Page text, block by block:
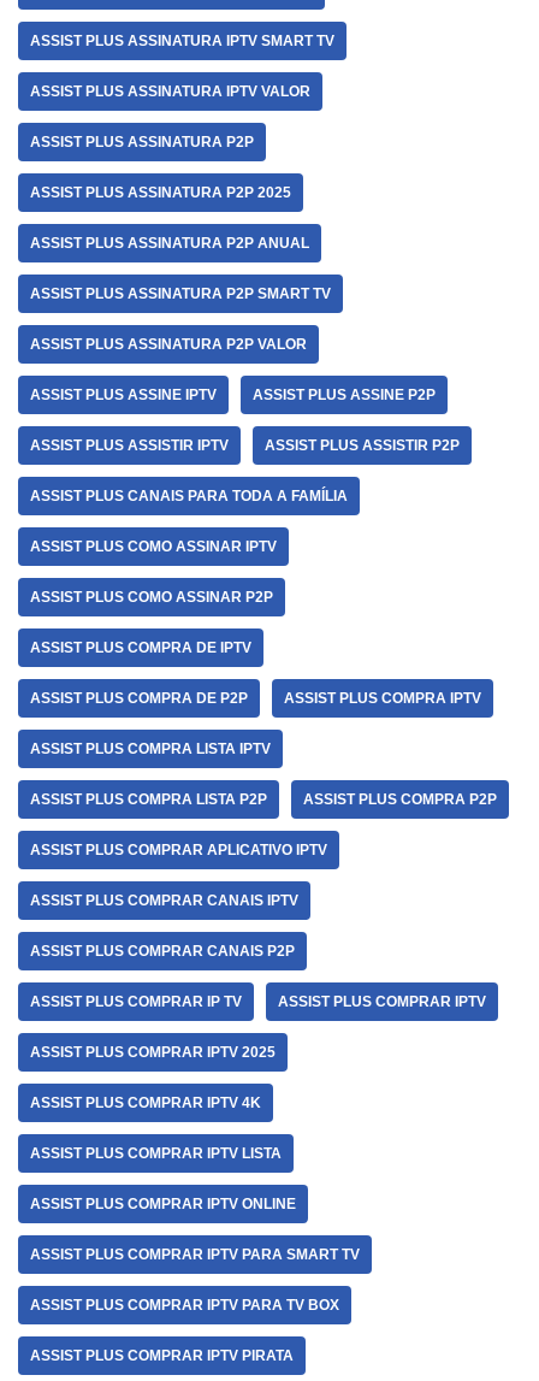
ASSIST PLUS ASSINATURA IPTV SMART TV
ASSIST PLUS ASSINATURA IPTV VALOR
ASSIST PLUS ASSINATURA P2P
ASSIST PLUS ASSINATURA P2P 2025
ASSIST PLUS ASSINATURA P2P ANUAL
ASSIST PLUS ASSINATURA P2P SMART TV
ASSIST PLUS ASSINATURA P2P VALOR
ASSIST PLUS ASSINE IPTV ASSIST PLUS ASSINE P2P
ASSIST PLUS ASSISTIR IPTV ASSIST PLUS ASSISTIR P2P
ASSIST PLUS CANAIS PARA TODA A FAMÍLIA
ASSIST PLUS COMO ASSINAR IPTV
ASSIST PLUS COMO ASSINAR P2P
ASSIST PLUS COMPRA DE IPTV
ASSIST PLUS COMPRA DE P2P ASSIST PLUS COMPRA IPTV
ASSIST PLUS COMPRA LISTA IPTV
ASSIST PLUS COMPRA LISTA P2P ASSIST PLUS COMPRA P2P
ASSIST PLUS COMPRAR APLICATIVO IPTV
ASSIST PLUS COMPRAR CANAIS IPTV
ASSIST PLUS COMPRAR CANAIS P2P
ASSIST PLUS COMPRAR IP TV ASSIST PLUS COMPRAR IPTV
ASSIST PLUS COMPRAR IPTV 2025
ASSIST PLUS COMPRAR IPTV 4K
ASSIST PLUS COMPRAR IPTV LISTA
ASSIST PLUS COMPRAR IPTV ONLINE
ASSIST PLUS COMPRAR IPTV PARA SMART TV
ASSIST PLUS COMPRAR IPTV PARA TV BOX
ASSIST PLUS COMPRAR IPTV PIRATA